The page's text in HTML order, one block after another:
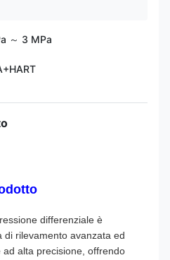
～ 3 MPa
differenziale è
di rilevamento avanzata ed
alta precisione, offrendo